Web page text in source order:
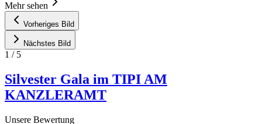
Mehr sehen
Vorheriges Bild
Nächstes Bild
1 / 5
Silvester Gala im TIPI AM
KANZLERAMT
Unsere Bewertung